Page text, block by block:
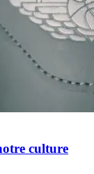
culture